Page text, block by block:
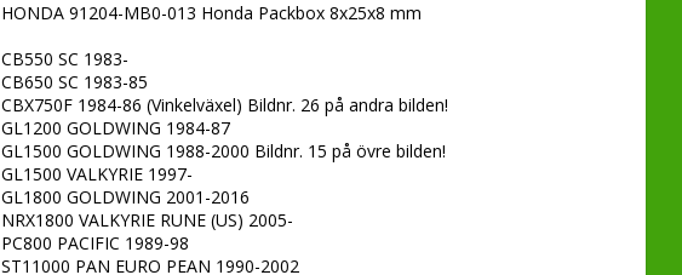
HONDA 91204-MB0-013 Honda Packbox 8x25x8 mm
CB550 SC 1983-
CB650 SC 1983-85
CBX750F 1984-86 (Vinkelväxel) Bildnr. 26 på andra bilden!
GL1200 GOLDWING 1984-87
GL1500 GOLDWING 1988-2000 Bildnr. 15 på övre bilden!
GL1500 VALKYRIE 1997-
GL1800 GOLDWING 2001-2016
NRX1800 VALKYRIE RUNE (US) 2005-
PC800 PACIFIC 1989-98
ST11000 PAN EURO PEAN 1990-2002